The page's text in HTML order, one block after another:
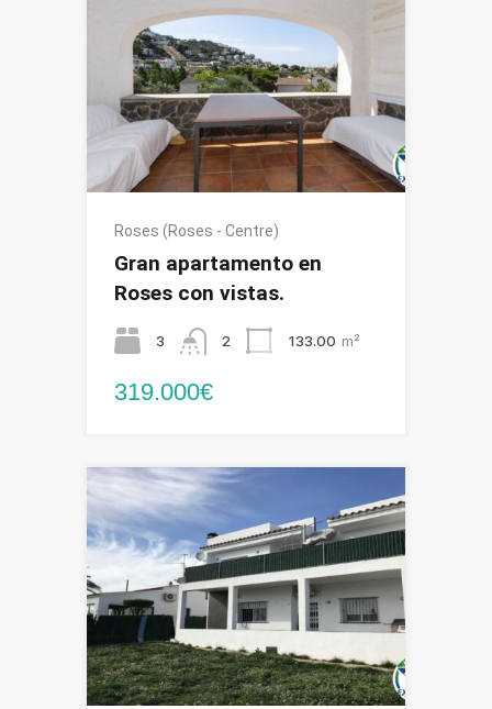
Roses (Roses - Centre)
Gran apartamento en
Roses con vistas.
3 2 133.00 m²
319.000€